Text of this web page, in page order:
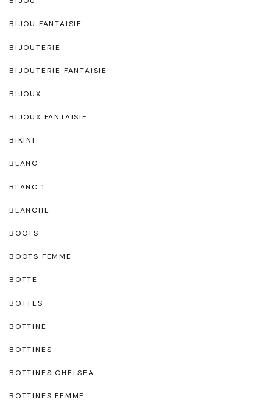
BIJOU FANTAISIE
BIJOUTERIE
BIJOUTERIE FANTAISIE
BIJOUX
BIJOUX FANTAISIE
BIKINI
BLANC
BLANC 1
BLANCHE
BOOTS
BOOTS FEMME
BOTTE
BOTTES
BOTTINE
BOTTINES
BOTTINES CHELSEA
BOTTINES FEMME